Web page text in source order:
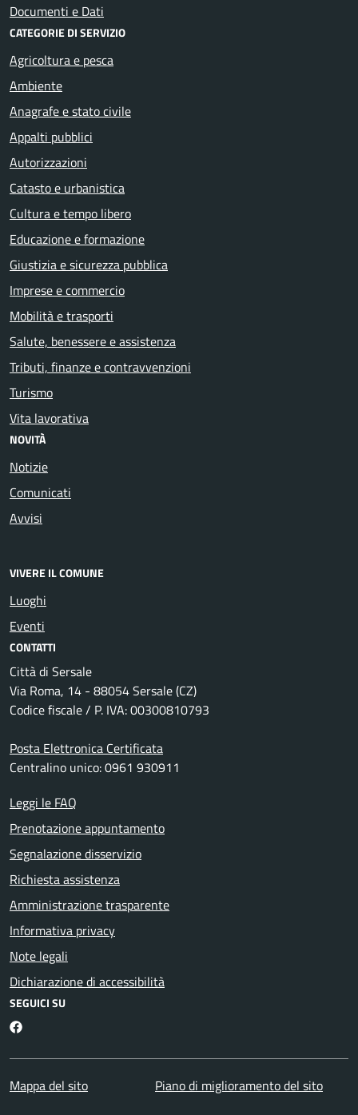
Documenti e Dati
CATEGORIE DI SERVIZIO
Agricoltura e pesca
Ambiente
Anagrafe e stato civile
Appalti pubblici
Autorizzazioni
Catasto e urbanistica
Cultura e tempo libero
Educazione e formazione
Giustizia e sicurezza pubblica
Imprese e commercio
Mobilità e trasporti
Salute, benessere e assistenza
Tributi, finanze e contravvenzioni
Turismo
Vita lavorativa
NOVITÀ
Notizie
Comunicati
Avvisi
VIVERE IL COMUNE
Luoghi
Eventi
CONTATTI
Città di Sersale
Via Roma, 14 - 88054 Sersale (CZ)
Codice fiscale / P. IVA: 00300810793
Posta Elettronica Certificata
Centralino unico: 0961 930911
Leggi le FAQ
Prenotazione appuntamento
Segnalazione disservizio
Richiesta assistenza
Amministrazione trasparente
Informativa privacy
Note legali
Dichiarazione di accessibilità
SEGUICI SU
Facebook
Mappa del sito Piano di miglioramento del sito